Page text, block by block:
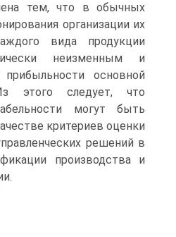
тем, что в обычных
организации их
вида продукции
неизменным и
основной
этого следует, что
могут быть
критериев оценки
решений в
производства и